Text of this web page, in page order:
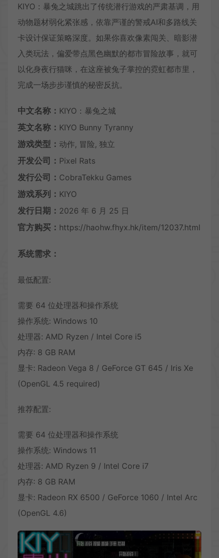
KIYO：暴兔之城跳出了传统潜行游戏的严肃基调，用
动物题材弱化紧张感，依靠严谨的警戒AI和多路线关
卡设计保证策略深度。如果你喜欢像素闯关、暗影潜
入类玩法，偏爱带点黑色幽默的都市冒险故事，就可
以化身夜行猫咪，在这座被兔子掌控的霓虹都市里，
完成一场步步谨慎的秘密反抗。
中文名称： KIYO：暴兔之城
英文名称： KIYO Bunny Tyranny
游戏类型： 动作, 冒险, 独立
开发公司： Pixel Rats
发行公司： CobraTekku Games
游戏系列： KIYO
发行日期： 2026 年 6 月 25 日
官方购买： https://haohw.fhyx.hk/item/12037.html
系统需求：
最低配置:
需要 64 位处理器和操作系统
操作系统: Windows 10
处理器: AMD Ryzen / Intel Core i5
内存: 8 GB RAM
显卡: Radeon Vega 8 / GeForce GT 645 / Iris Xe
(OpenGL 4.5 required)
推荐配置:
需要 64 位处理器和操作系统
操作系统: Windows 11
处理器: AMD Ryzen 9 / Intel Core i7
内存: 8 GB RAM
显卡: Radeon RX 6500 / GeForce 1060 / Intel Arc
(OpenGL 4.6)